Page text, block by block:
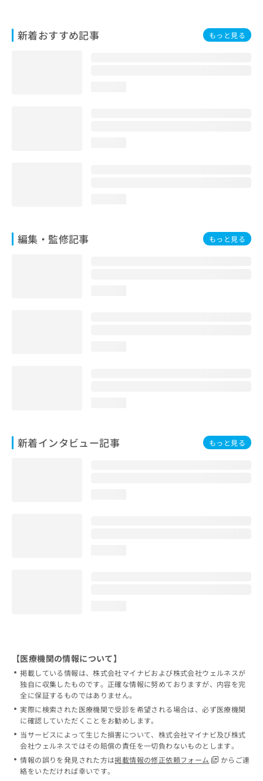
新着おすすめ記事 もっと見る
編集・監修記事 もっと見る
新着インタビュー記事 もっと見る
い
合
【医療機関の情報について】
掲載している情報は、株式会社マイナビおよび株式会社ウェルネスが
独自に収集したものです。正確な情報に努めておりますが、内容を完
全に保証するものではありません。
実際に検索された医療機関で受診を希望される場合は、必ず医療機関
に確認していただくことをお勧めします。
当サービスによって生じた損害について、株式会社マイナビ及び株式
会社ウェルネスではその賠償の責任を一切負わないものとします。
情報の誤りを発見された方は掲載情報の修正依頼フォーム
からご連
絡をいただければ幸いです。